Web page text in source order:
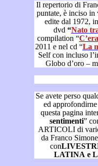
Il repertorio di Franco Simone,
puntate, è inciso in varie pubblicazioni discografiche
edite dal 1972, in ultimo, nel suo cofanetto
dvd “
compilation “
2011 e nel cd “
Self
Se avete perso qualche
ed approfondirne la visione, tornate a consultare
sentimenti” con
ARTICOLI di varie testate giornalistiche scritti
da Franco Simone – in
con